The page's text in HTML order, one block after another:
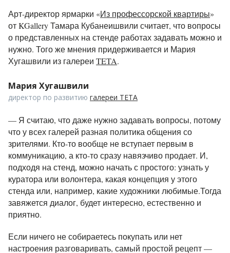
Арт-директор ярмарки «Из профессорской квартиры»
от KGallery Тамара Кубанеишвили считает, что вопросы
о представленных на стенде работах задавать можно и
нужно. Того же мнения придерживается и Мария
Хугашвили из галереи TETA.
Мария Хугашвили
директор по развитию галереи ТЕТА
— Я считаю, что даже нужно задавать вопросы, потому
что у всех галерей разная политика общения со
зрителями. Кто-то вообще не вступает первым в
коммуникацию, а кто-то сразу навязчиво продает. И,
подходя на стенд, можно начать с простого: узнать у
куратора или волонтера, какая концепция у этого
стенда или, например, какие художники любимые.Тогда
завяжется диалог, будет интересно, естественно и
приятно.
Если ничего не собираетесь покупать или нет
настроения разговаривать, самый простой рецепт —